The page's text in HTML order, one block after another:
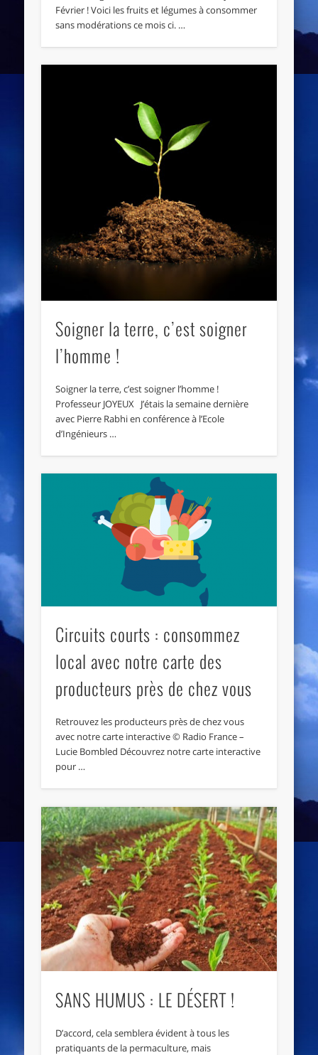
Février ! Voici les fruits et légumes à consommer
sans modérations ce mois ci. …
Soigner la terre, c’est soigner
l’homme !
Soigner la terre, c’est soigner l’homme !
Professeur JOYEUX J’étais la semaine dernière
avec Pierre Rabhi en conférence à l’Ecole
d’Ingénieurs …
Circuits courts : consommez
local avec notre carte des
producteurs près de chez vous
Retrouvez les producteurs près de chez vous
avec notre carte interactive © Radio France –
Lucie Bombled Découvrez notre carte interactive
pour …
SANS HUMUS : LE DÉSERT !
D’accord, cela semblera évident à tous les
pratiquants de la permaculture, mais